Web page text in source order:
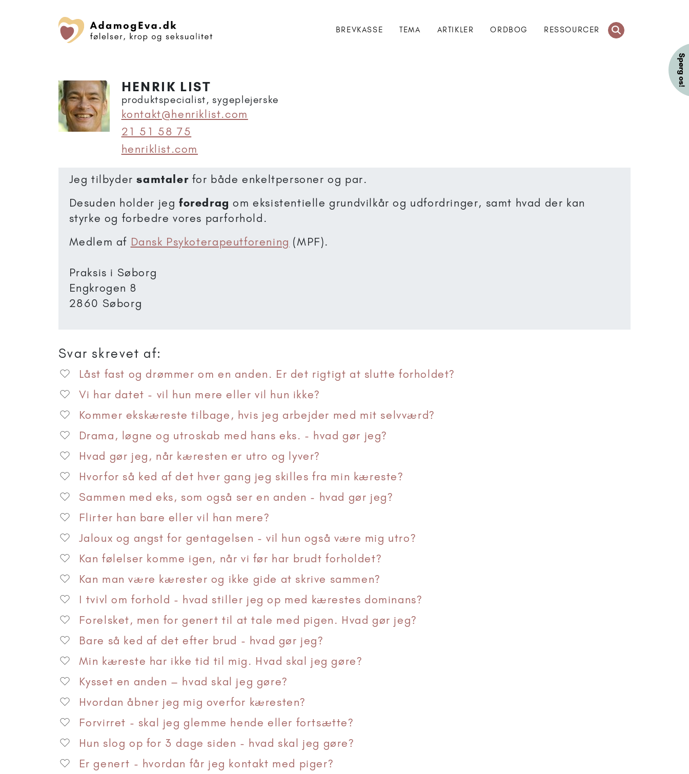
BREVKASSE TEMA ARTIKLER ORDBOG RESSOURCER
HENRIK LIST
produktspecialist, sygeplejerske
kontakt@henriklist.com
21 51 58 75
henriklist.com
Jeg tilbydersamtaler for både enkeltpersoner og par.
Desuden holder jeg foredrag om eksistentielle grundvilkår og udfordringer, samt hvad der kan
styrke og forbedre vores parforhold.
Medlem af Dansk Psykoterapeutforening (MPF).
Praksis i Søborg
Engkrogen 8
2860 Søborg
Svar skrevet af:
Låst fast og drømmer om en anden. Er det rigtigt at slutte forholdet?
Vi har datet - vil hun mere eller vil hun ikke?
Kommer ekskæreste tilbage, hvis jeg arbejder med mit selvværd?
Drama, løgne og utroskab med hans eks. - hvad gør jeg?
Hvad gør jeg, når kæresten er utro og lyver?
Hvorfor så ked af det hver gang jeg skilles fra min kæreste?
Sammen med eks, som også ser en anden - hvad gør jeg?
Flirter han bare eller vil han mere?
Jaloux og angst for gentagelsen - vil hun også være mig utro?
Kan følelser komme igen, når vi før har brudt forholdet?
Kan man være kærester og ikke gide at skrive sammen?
I tvivl om forhold - hvad stiller jeg op med kærestes dominans?
Forelsket, men for genert til at tale med pigen. Hvad gør jeg?
Bare så ked af det efter brud - hvad gør jeg?
Min kæreste har ikke tid til mig. Hvad skal jeg gøre?
Kysset en anden – hvad skal jeg gøre?
Hvordan åbner jeg mig overfor kæresten?
Forvirret - skal jeg glemme hende eller fortsætte?
Hun slog op for 3 dage siden - hvad skal jeg gøre?
Er genert - hvordan får jeg kontakt med piger?